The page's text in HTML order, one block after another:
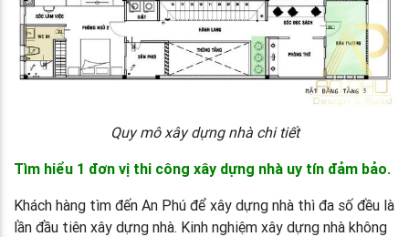
Quy mô xây dựng nhà chi tiết
Tìm hiểu 1 đơn vị thi công xây dựng nhà uy tín đảm bảo.
Khách hàng tìm đến An Phú để xây dựng nhà thì đa số đều là
lần đầu tiên xây dựng nhà. Kinh nghiệm xây dựng nhà không